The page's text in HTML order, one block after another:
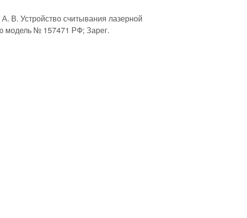
В. Устройство считывания лазерной
модель № 157471 РФ; Зарег.